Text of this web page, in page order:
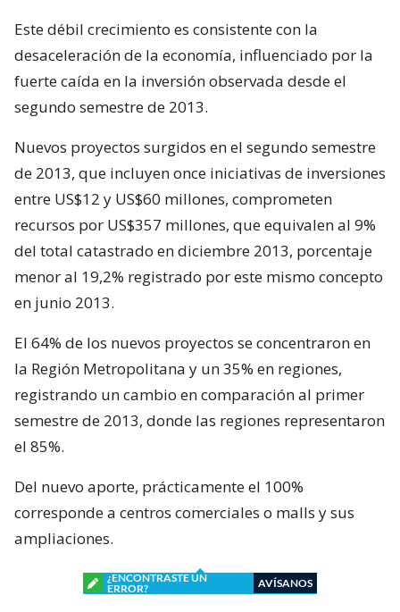
Este débil crecimiento es consistente con la
desaceleración de la economía, influenciado por la
fuerte caída en la inversión observada desde el
segundo semestre de 2013.
Nuevos proyectos surgidos en el segundo semestre
de 2013, que incluyen once iniciativas de inversiones
entre US$12 y US$60 millones, comprometen
recursos por US$357 millones, que equivalen al 9%
del total catastrado en diciembre 2013, porcentaje
menor al 19,2% registrado por este mismo concepto
en junio 2013.
El 64% de los nuevos proyectos se concentraron en
la Región Metropolitana y un 35% en regiones,
registrando un cambio en comparación al primer
semestre de 2013, donde las regiones representaron
el 85%.
Del nuevo aporte, prácticamente el 100%
corresponde a centros comerciales o malls y sus
ampliaciones.
¿ENCONTRASTE UN
ERROR?
AVÍSANOS